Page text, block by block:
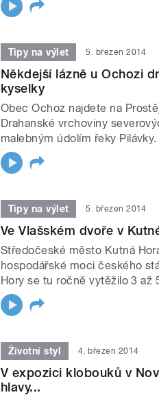
Tipy na výlet 5. březen 2014
Někdejší lázně u Ochozi
kyselky
Obec Ochoz najdete na
Drahanské vrchoviny
malebným údolím řeky
Tipy na výlet 5. březen 2014
Ve Vlašském dvoře v
Středočeské město Kutná
hospodářské moci českého
Hory se tu ročně vytěžilo 3 až
Životní styl 4. březen 2014
V expozici klobouků v
hlavy...